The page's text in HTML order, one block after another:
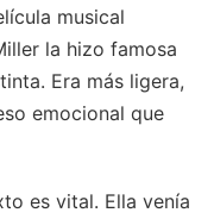
musical
la hizo famosa
Era más ligera,
emocional que
es vital. Ella venía